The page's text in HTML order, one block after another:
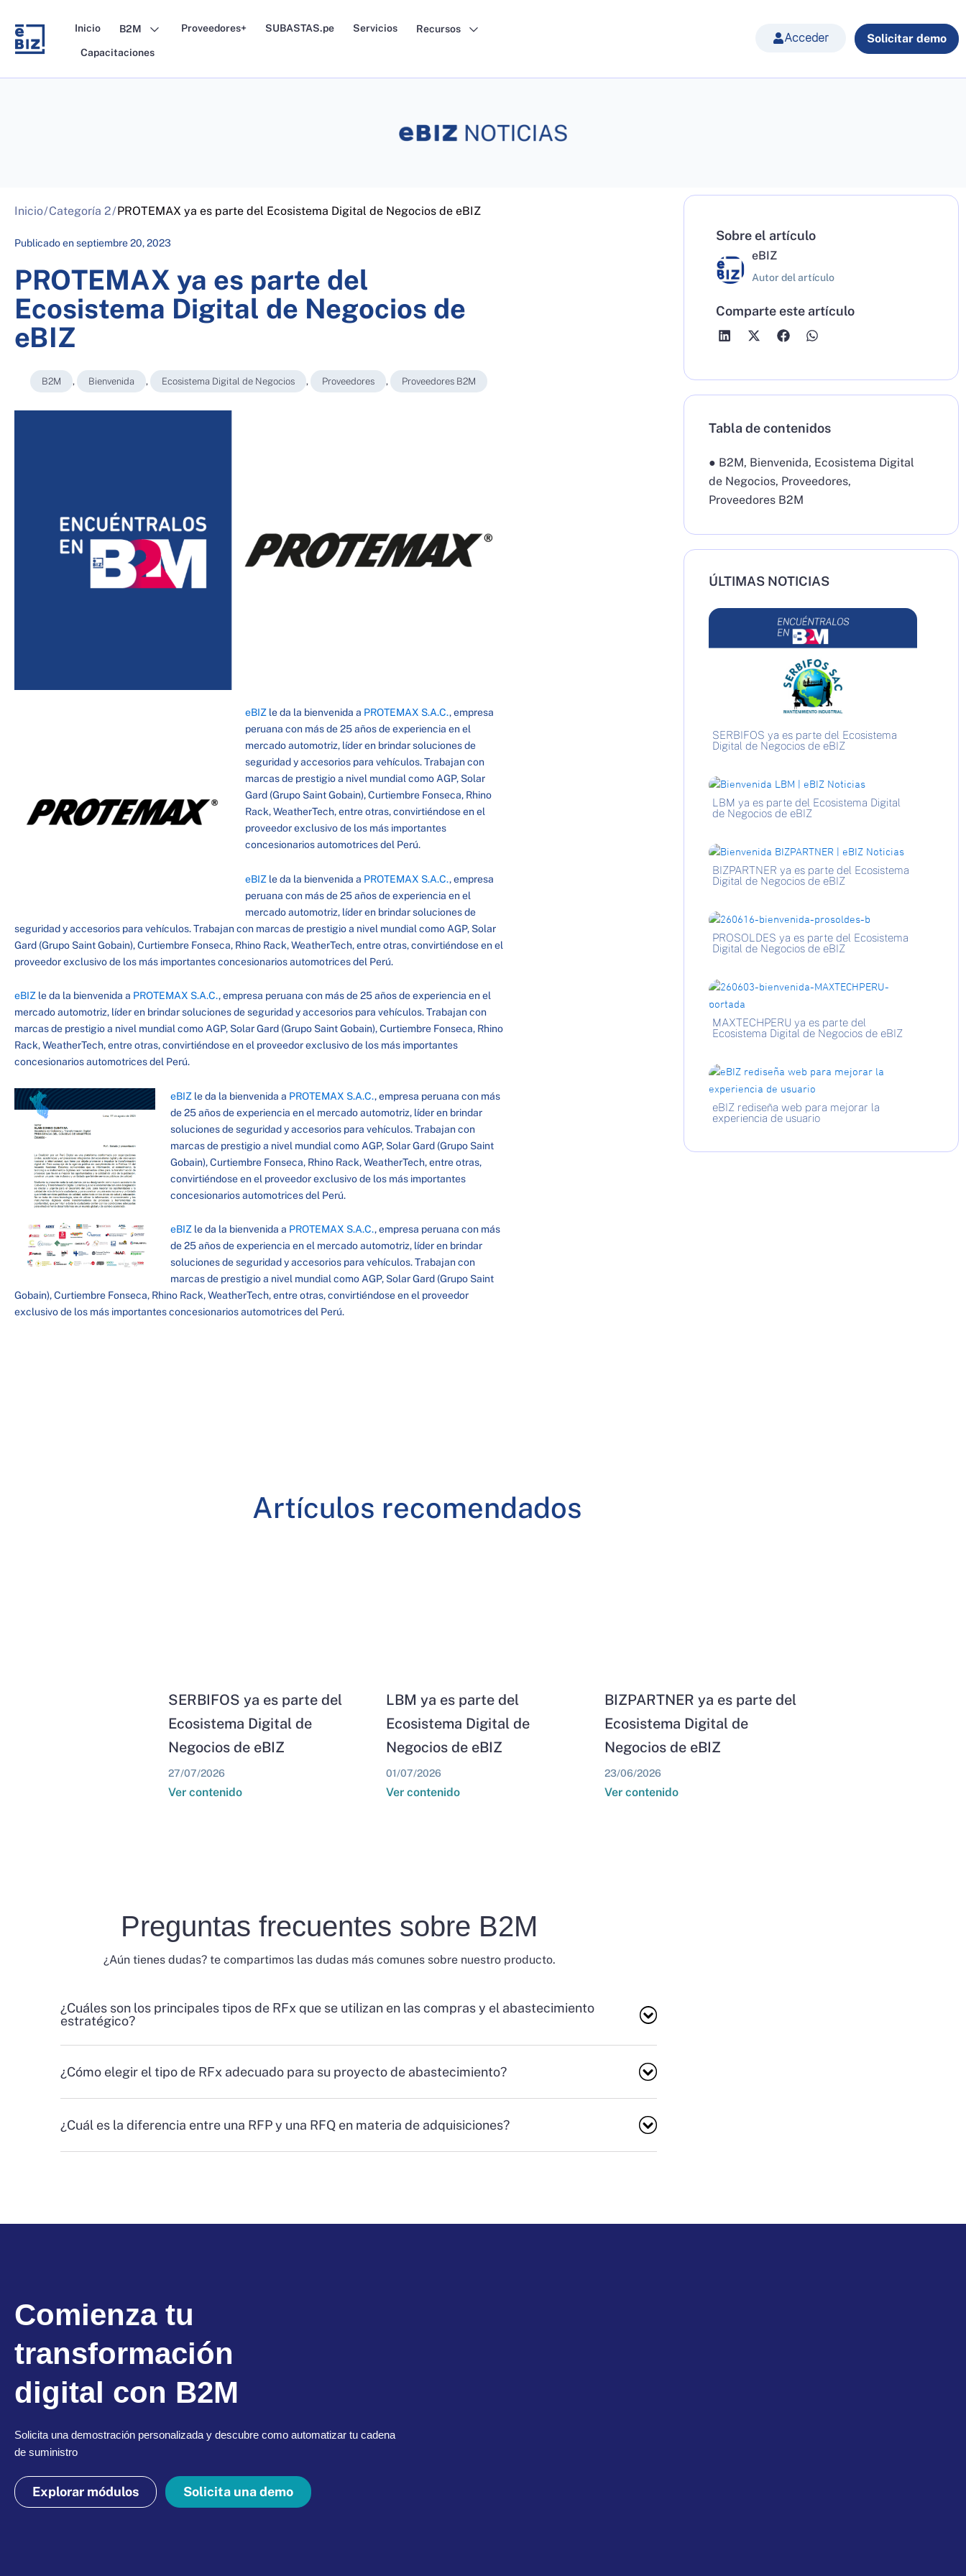
content
Inicio B2M Proveedores+ SUBASTAS.pe Servicios Recursos
Capacitaciones
Acceder Solicitar demo
Inicio/Categoría 2/PROTEMAX ya es parte del Ecosistema Digital de Negocios de eBIZ
Publicado enseptiembre 20, 2023
PROTEMAX ya es parte del
Ecosistema Digital de Negocios de
eBIZ
B2M , Bienvenida , Ecosistema Digital de Negocios , Proveedores , Proveedores B2M
eBIZ le da la bienvenida a PROTEMAX S.A.C., empresa
peruana con más de 25 años de experiencia en el
mercado automotriz, líder en brindar soluciones de
seguridad y accesorios para vehículos. Trabajan con
marcas de prestigio a nivel mundial como AGP, Solar
Gard (Grupo Saint Gobain), Curtiembre Fonseca, Rhino
Rack, WeatherTech, entre otras, convirtiéndose en el
proveedor exclusivo de los más importantes
concesionarios automotrices del Perú.
eBIZ le da la bienvenida a PROTEMAX S.A.C., empresa
peruana con más de 25 años de experiencia en el
mercado automotriz, líder en brindar soluciones de
seguridad y accesorios para vehículos. Trabajan con marcas de prestigio a nivel mundial como AGP, Solar
Gard (Grupo Saint Gobain), Curtiembre Fonseca, Rhino Rack, WeatherTech, entre otras, convirtiéndose en el
proveedor exclusivo de los más importantes concesionarios automotrices del Perú.
eBIZ le da la bienvenida a PROTEMAX S.A.C., empresa peruana con más de 25 años de experiencia en el
mercado automotriz, líder en brindar soluciones de seguridad y accesorios para vehículos. Trabajan con
marcas de prestigio a nivel mundial como AGP, Solar Gard (Grupo Saint Gobain), Curtiembre Fonseca, Rhino
Rack, WeatherTech, entre otras, convirtiéndose en el proveedor exclusivo de los más importantes
concesionarios automotrices del Perú.
eBIZ le da la bienvenida a PROTEMAX S.A.C., empresa peruana con más
de 25 años de experiencia en el mercado automotriz, líder en brindar
soluciones de seguridad y accesorios para vehículos. Trabajan con
marcas de prestigio a nivel mundial como AGP, Solar Gard (Grupo Saint
Gobain), Curtiembre Fonseca, Rhino Rack, WeatherTech, entre otras,
convirtiéndose en el proveedor exclusivo de los más importantes
concesionarios automotrices del Perú.
eBIZ le da la bienvenida a PROTEMAX S.A.C., empresa peruana con más
de 25 años de experiencia en el mercado automotriz, líder en brindar
soluciones de seguridad y accesorios para vehículos. Trabajan con
marcas de prestigio a nivel mundial como AGP, Solar Gard (Grupo Saint
Gobain), Curtiembre Fonseca, Rhino Rack, WeatherTech, entre otras, convirtiéndose en el proveedor
exclusivo de los más importantes concesionarios automotrices del Perú.
Sobre el artículo
eBIZ
Autor del artículo
Comparte este artículo
Tabla de contenidos
● B2M, Bienvenida, Ecosistema Digital
de Negocios, Proveedores,
Proveedores B2M
ÚLTIMAS NOTICIAS
SERBIFOS ya es parte del Ecosistema
Digital de Negocios de eBIZ
LBM ya es parte del Ecosistema Digital
de Negocios de eBIZ
BIZPARTNER ya es parte del Ecosistema
Digital de Negocios de eBIZ
PROSOLDES ya es parte del Ecosistema
Digital de Negocios de eBIZ
MAXTECHPERU ya es parte del
Ecosistema Digital de Negocios de eBIZ
eBIZ rediseña web para mejorar la
experiencia de usuario
Artículos recomendados
SERBIFOS ya es parte del
Ecosistema Digital de
Negocios de eBIZ
27/07/2026
Ver contenido
LBM ya es parte del
Ecosistema Digital de
Negocios de eBIZ
01/07/2026
Ver contenido
BIZPARTNER ya es parte del
Ecosistema Digital de
Negocios de eBIZ
23/06/2026
Ver contenido
Preguntas frecuentes sobre B2M
¿Aún tienes dudas? te compartimos las dudas más comunes sobre nuestro producto.
¿Cuáles son los principales tipos de RFx que se utilizan en las compras y el abastecimiento
estratégico?
¿Cómo elegir el tipo de RFx adecuado para su proyecto de abastecimiento?
¿Cuál es la diferencia entre una RFP y una RFQ en materia de adquisiciones?
Comienza tu
transformación
digital con B2M
Solicita una demostración personalizada y descubre como automatizar tu cadena
de suministro
Explorar módulos Solicita una demo